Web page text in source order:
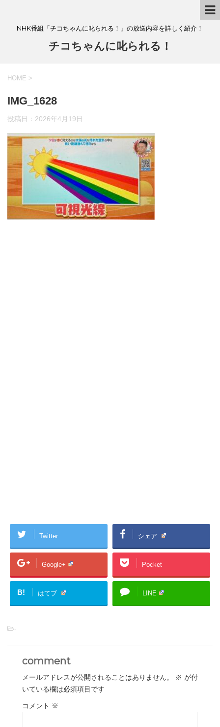
NHK番組「チコちゃんに叱られる！」の放送内容を詳しく紹介！
チコちゃんに叱られる！
HOME >
IMG_1628
投稿日： 2026年4月19日
Twitter シェア
Google+ Pocket
B! はてブ LINE
-
comment
メールアドレスが公開されることはありません。 ※ が付
いている欄は必須項目です
コメント ※